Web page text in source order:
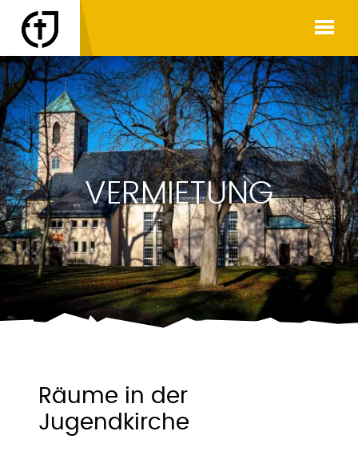
VERMIETUNG
Räume in der
Jugendkirche